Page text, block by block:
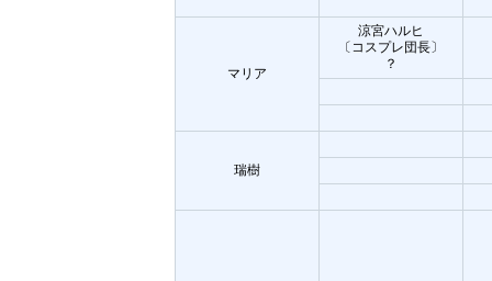
マリア
涼宮ハルヒ
〔コスプレ団長〕
？
瑞樹